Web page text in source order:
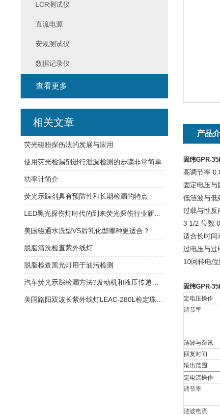
产品
固纬GPR-
高调节率
固定电压与
低涟波与低
过载与性反
3 1/2 位数
适合长时间
过电压与过
10回转电
固纬GPR-
定电压操作
调节率
涟波与杂讯
回复时间
输出范围
定电流操作
调节率
涟波电流
LCR测试仪
直流电源
安规测试仪
数据记录仪
查看更多
相关文章
荧光磁粉探伤法的发展与应用
使用荧光检漏剂进行泄漏检测的步骤非常简单
功率计简介
荧光示踪剂具有预防性和长期检漏的特点
美国磁通水洗型VS后乳化型哪种更适合？
脱脂清洗检查紫外线灯
脱脂检查黑光灯用于油污检测